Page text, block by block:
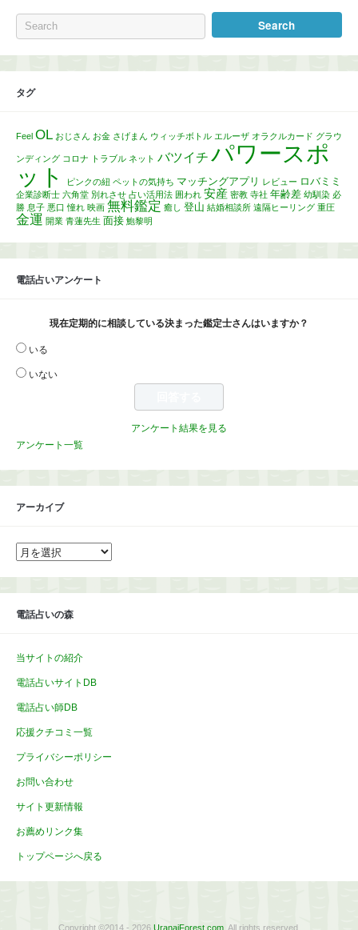
タグ
Feel OL おじさん お金 さげまん ウィッチボトル エルーザ オラクルカード グラウ
ンディング コロナ トラブル ネット バツイチ パワースポ
ット
ピンクの紐 ペットの気持ち マッチングアプリ レビュー ロバミミ
企業診断士 六角堂 別れさせ 占い活用法 囲われ 安産 密教 寺社 年齢差 幼馴染 必
勝 息子 悪口 憧れ 映画 無料鑑定 癒し 登山 結婚相談所 遠隔ヒーリング 重圧
金運 開業 青蓮先生 面接 鮑黎明
電話占いアンケート
現在定期的に相談している決まった鑑定士さんはいますか？
いる
いない
アンケート結果を見る
アンケート一覧
アーカイブ
ア
ー
イ
電話占いの森
当サイトの紹介
電話占いサイトDB
電話占い師DB
応援クチコミ一覧
プライバシーポリシー
お問い合わせ
サイト更新情報
お薦めリンク集
トップページへ戻る
Copyright ©2014 - 2026 UranaiForest.com. All rights reserved.